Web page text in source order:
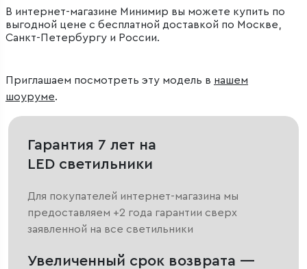
В интернет-магазине Минимир вы можете купить по
выгодной цене с бесплатной доставкой по Москве,
Санкт-Петербургу и России.
Приглашаем посмотреть эту модель в нашем
шоуруме.
Гарантия 7 лет на
LED светильники
Для покупателей интернет-магазина мы
предоставляем +2 года гарантии сверх
заявленной на все светильники
Увеличенный срок возврата —